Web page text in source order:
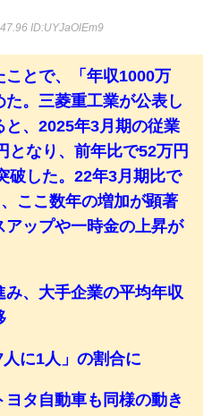
ID:UYJaOlEm9
とで、「年収1000万
た。三菱重工業が公表し
と、2025年3月期の従業
となり、前年比で52万円
破した。22年3月期比で
ここ数年の増加が顕著
ップや一時金の上昇が
み、大手企業の平均年収
に1人」の割合に
タ自動車も同様の動き